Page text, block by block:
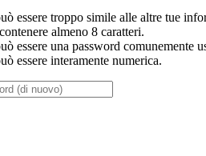
essere troppo simile alle altre tue
almeno 8 caratteri.
essere una password comunemente
essere interamente numerica.